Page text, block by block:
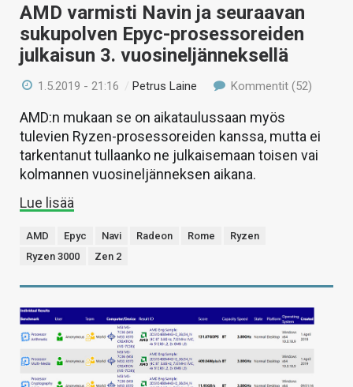
AMD varmisti Navin ja seuraavan
sukupolven Epyc-prosessoreiden
julkaisun 3. vuosineljänneksellä
1.5.2019 - 21:16 /Petrus Laine Kommentit (52)
AMD:n mukaan se on aikataulussaan myös
tulevien Ryzen-prosessoreiden kanssa, mutta ei
tarkentanut tullaanko ne julkaisemaan toisen vai
kolmannen vuosineljänneksen aikana.
Lue lisää
AMD Epyc Navi Radeon Rome
Ryzen
Ryzen 3000
Zen 2